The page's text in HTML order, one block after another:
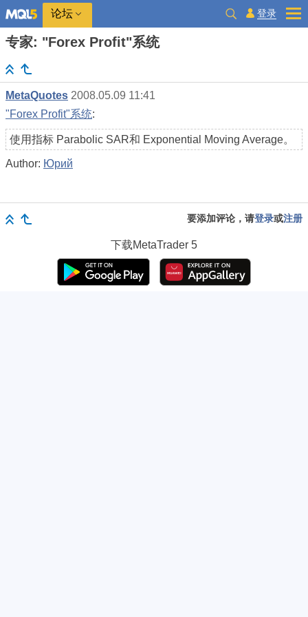
论坛 登录
专家: "Forex Profit"系统
MetaQuotes 2008.05.09 11:41
"Forex Profit"系统:
使用指标 Parabolic SAR和 Exponential Moving Average。
Author: Юрий
要添加评论，请登录或注册
下载MetaTrader 5